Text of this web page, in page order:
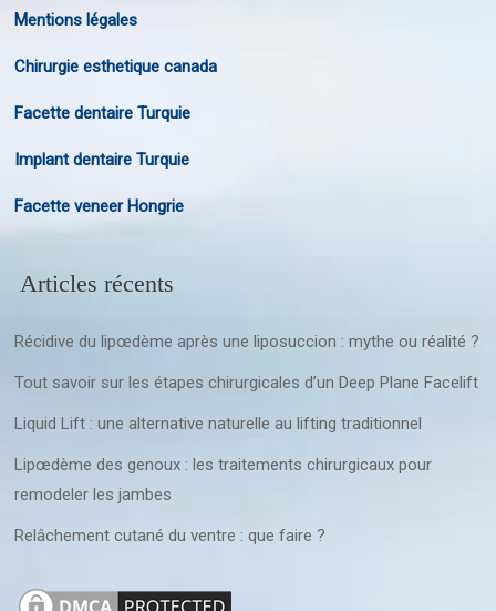
Mentions légales
Chirurgie esthetique canada
Facette dentaire Turquie
Implant dentaire Turquie
Facette veneer Hongrie
Articles récents
Récidive du lipœdème après une liposuccion : mythe ou réalité ?
Tout savoir sur les étapes chirurgicales d’un Deep Plane Facelift
Liquid Lift : une alternative naturelle au lifting traditionnel
Lipœdème des genoux : les traitements chirurgicaux pour
remodeler les jambes
Relâchement cutané du ventre : que faire ?